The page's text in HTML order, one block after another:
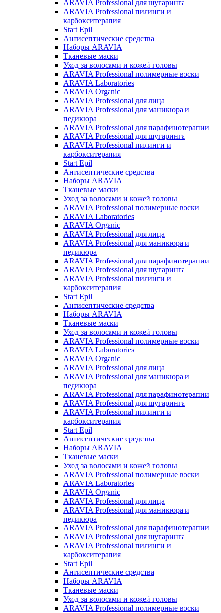
ARAVIA Professional для шугаринга
ARAVIA Professional пилинги и
карбокситерапия
Start Epil
Антисептические средства
Наборы ARAVIA
Тканевые маски
Уход за волосами и кожей головы
ARAVIA Professional полимерные воски
ARAVIA Laboratories
ARAVIA Organic
ARAVIA Professional для лица
ARAVIA Professional для маникюра и
педикюра
ARAVIA Professional для парафинотерапии
ARAVIA Professional для шугаринга
ARAVIA Professional пилинги и
карбокситерапия
Start Epil
Антисептические средства
Наборы ARAVIA
Тканевые маски
Уход за волосами и кожей головы
ARAVIA Professional полимерные воски
ARAVIA Laboratories
ARAVIA Organic
ARAVIA Professional для лица
ARAVIA Professional для маникюра и
педикюра
ARAVIA Professional для парафинотерапии
ARAVIA Professional для шугаринга
ARAVIA Professional пилинги и
карбокситерапия
Start Epil
Антисептические средства
Наборы ARAVIA
Тканевые маски
Уход за волосами и кожей головы
ARAVIA Professional полимерные воски
ARAVIA Laboratories
ARAVIA Organic
ARAVIA Professional для лица
ARAVIA Professional для маникюра и
педикюра
ARAVIA Professional для парафинотерапии
ARAVIA Professional для шугаринга
ARAVIA Professional пилинги и
карбокситерапия
Start Epil
Антисептические средства
Наборы ARAVIA
Тканевые маски
Уход за волосами и кожей головы
ARAVIA Professional полимерные воски
ARAVIA Laboratories
ARAVIA Organic
ARAVIA Professional для лица
ARAVIA Professional для маникюра и
педикюра
ARAVIA Professional для парафинотерапии
ARAVIA Professional для шугаринга
ARAVIA Professional пилинги и
карбокситерапия
Start Epil
Антисептические средства
Наборы ARAVIA
Тканевые маски
Уход за волосами и кожей головы
ARAVIA Professional полимерные воски